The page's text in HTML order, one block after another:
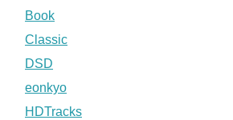
Book
Classic
DSD
eonkyo
HDTracks